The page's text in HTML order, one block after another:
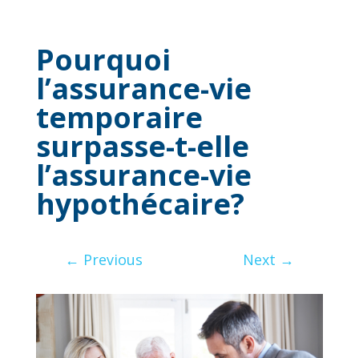
Pourquoi
l’assurance-vie
temporaire
surpasse-t-elle
l’assurance-vie
hypothécaire?
← Previous Next →